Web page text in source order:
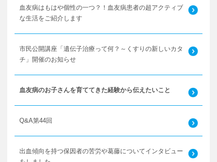
血友病はもはや個性の一つ？！血友病患者の超アクティブ
な生活をご紹介します
市民公開講座「遺伝子治療って何？～くすりの新しいカタ
チ」開催のお知らせ
血友病のお子さんを育ててきた経験から伝えたいこと
Q&A第44回
出血傾向を持つ保因者の苦労や葛藤についてインタビュー